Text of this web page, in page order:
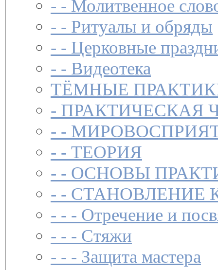
- - Молитвенное
- - Ритуалы и обряды
- - Церковные
- - Видеотека
ТЁМНЫЕ
- ПРАКТИЧЕСКАЯ
- -
- - ТЕОРИЯ
- - ОСНОВЫ
- - СТАНОВЛЕНИЕ
- - - Отречение и
- - - Стяжи
- - - Защита мастера